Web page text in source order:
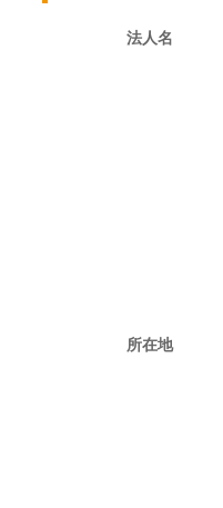
法人名
所在地